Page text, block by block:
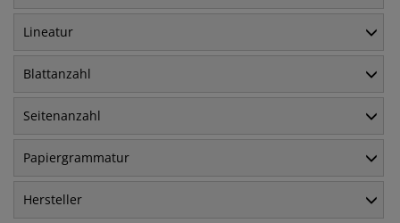
Lineatur
Blattanzahl
Seitenanzahl
Papiergrammatur
Hersteller